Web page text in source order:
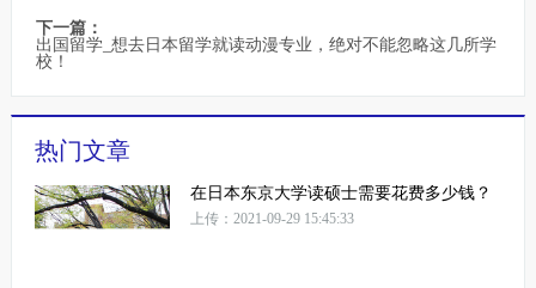
下一篇：
出国留学_想去日本留学就读动漫专业，绝对不能忽略这几所学
校！
热门文章
在日本东京大学读硕士需要花费多少钱？
上传：2021-09-29 15:45:33